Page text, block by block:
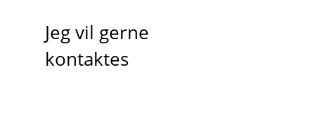
Jeg vil gerne
kontaktes